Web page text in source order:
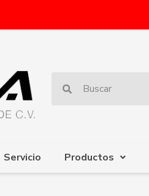
Servicio Productos